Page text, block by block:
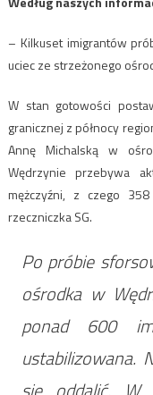
– Kilkuset imigrantów
uciec ze strzeżonego
W stan gotowości
granicznej z północy
Annę Michalską w
Wędrzynie przebywa
mężczyźni, z czego
rzeczniczka SG.
Po próbie
ośrodka w
ponad 600
ustabilizowana.